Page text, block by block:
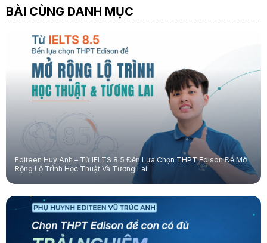
BÀI CÙNG DANH MỤC
Editeen Huy Anh – Từ IELTS 8.5 Đến Lựa Chọn THPT Edison Để Mở
Rộng Lộ Trình Học Thuật Và Tương Lai